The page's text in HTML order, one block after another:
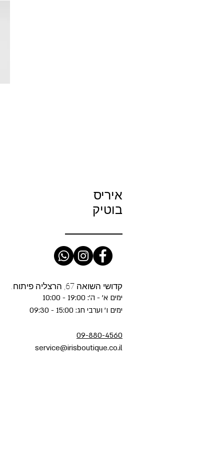
איריס
בוטיק
קדושי השואה 67, הרצליה פיתוח.
ימים א' - ה': 19:00 - 10:00
ימים ו' וערבי חג: 15:00 - 09:30
09-880-4560
service@irisboutique.co.il